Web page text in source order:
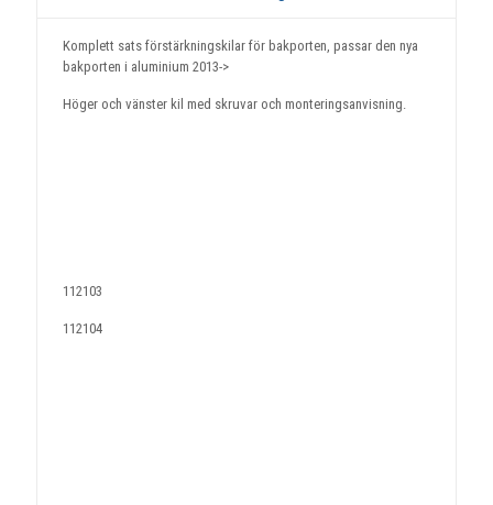
Komplett sats förstärkningskilar för bakporten, passar den nya
bakporten i aluminium 2013->
Höger och vänster kil med skruvar och monteringsanvisning.
112103
112104